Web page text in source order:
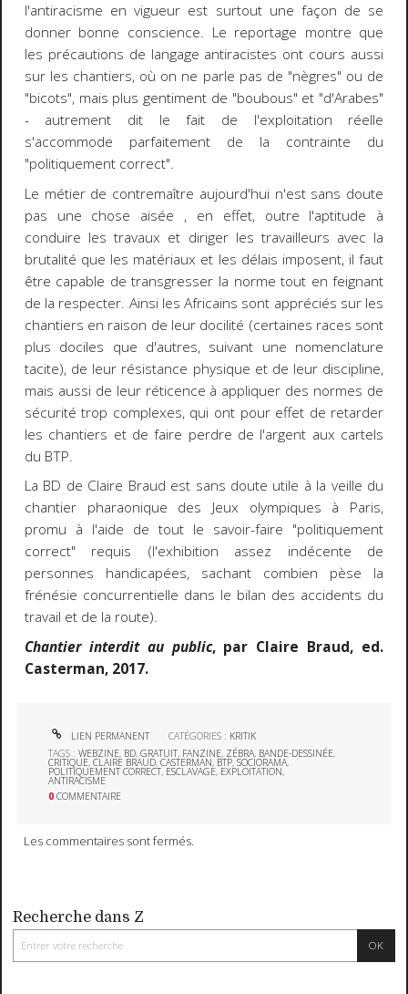
l'antiracisme en vigueur est surtout une façon de se
donner bonne conscience. Le reportage montre que
les précautions de langage antiracistes ont cours aussi
sur les chantiers, où on ne parle pas de "nègres" ou de
"bicots", mais plus gentiment de "boubous" et "d'Arabes"
- autrement dit le fait de l'exploitation réelle
s'accommode parfaitement de la contrainte du
"politiquement correct".
Le métier de contremaître aujourd'hui n'est sans doute
pas une chose aisée , en effet, outre l'aptitude à
conduire les travaux et diriger les travailleurs avec la
brutalité que les matériaux et les délais imposent, il faut
être capable de transgresser la norme tout en feignant
de la respecter. Ainsi les Africains sont appréciés sur les
chantiers en raison de leur docilité (certaines races sont
plus dociles que d'autres, suivant une nomenclature
tacite), de leur résistance physique et de leur discipline,
mais aussi de leur réticence à appliquer des normes de
sécurité trop complexes, qui ont pour effet de retarder
les chantiers et de faire perdre de l'argent aux cartels
du BTP.
La BD de Claire Braud est sans doute utile à la veille du
chantier pharaonique des Jeux olympiques à Paris,
promu à l'aide de tout le savoir-faire "politiquement
correct" requis (l'exhibition assez indécente de
personnes handicapées, sachant combien pèse la
frénésie concurrentielle dans le bilan des accidents du
travail et de la route).
Chantier interdit au public, par Claire Braud, ed.
Casterman, 2017.
LIEN PERMANENT CATÉGORIES : KRITIK
TAGS :WEBZINE, BD,GRATUIT, FANZINE, ZÉBRA, BANDE-DESSINÉE,
CRITIQUE,CLAIRE BRAUD,CASTERMAN, BTP,SOCIORAMA,
POLITIQUEMENT CORRECT, ESCLAVAGE, EXPLOITATION,
ANTIRACISME
0 COMMENTAIRE
Les commentaires sont fermés.
Recherche dans Z